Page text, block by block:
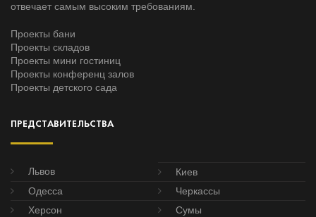
отвечает самым высоким требованиям.
Проекты бани
Проекты складов
Проекты мини гостиниц
Проекты конференц залов
Проекты детского сада
ПРЕДСТАВИТЕЛЬСТВА
Львов
Киев
Одесса
Черкассы
Херсон
Сумы